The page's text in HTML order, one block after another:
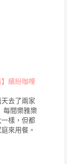
】繽紛咖哩
去了兩家
每間樂雅樂
樣，但都
來用餐。